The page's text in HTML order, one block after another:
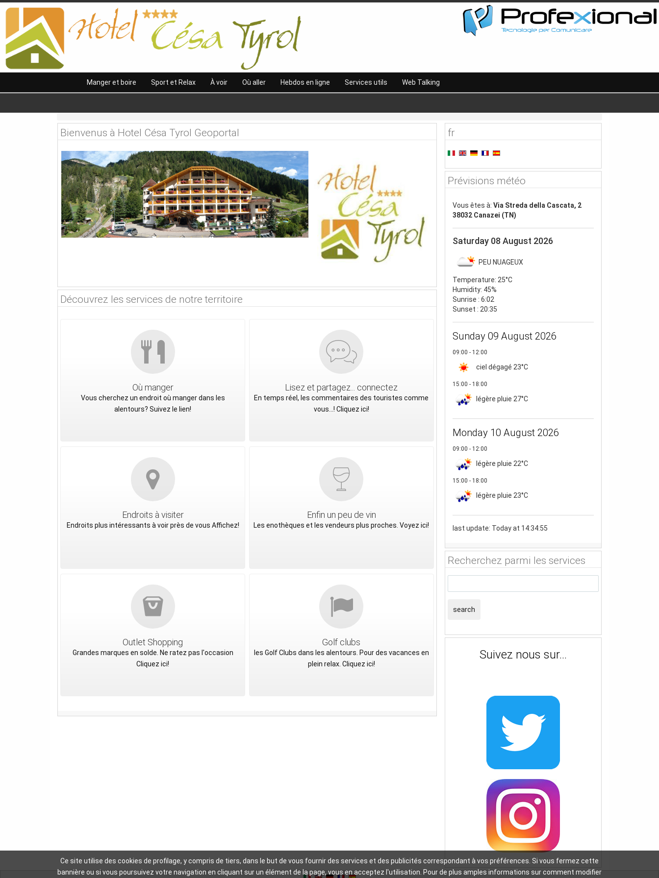
Manger et boire Sport et Relax À voir Où aller Hebdos en ligne Services utils Web Talking
Bienvenus à Hotel Césa Tyrol Geoportal
Découvrez les services de notre territoire
Où manger
Vous cherchez un endroit où manger dans les
alentours? Suivez le lien!
Lisez et partagez... connectez
En temps réel, les commentaires des touristes comme
vous...! Cliquez ici!
Endroits à visiter
Endroits plus intéressants à voir près de vous Affichez!
Enfin un peu de vin
Les enothèques et les vendeurs plus proches. Voyez ici!
Outlet Shopping
Grandes marques en solde. Ne ratez pas l'occasion
Cliquez ici!
Golf clubs
les Golf Clubs dans les alentours. Pour des vacances en
plein relax. Cliquez ici!
fr
Prévisions météo
Vous êtes à: Via Streda della Cascata, 2
38032 Canazei (TN)
Saturday 08 August 2026
PEU NUAGEUX
Temperature: 25°C
Humidity: 45%
Sunrise : 6:02
Sunset : 20:35
Sunday 09 August 2026
09:00 - 12:00
ciel dégagé 23°C
15:00 - 18:00
légère pluie 27°C
Monday 10 August 2026
09:00 - 12:00
légère pluie 22°C
15:00 - 18:00
légère pluie 23°C
last update: Today at 14:34:55
Recherchez parmi les services
search
Suivez nous sur...
Ce site utilise des cookies de profilage, y compris de tiers, dans le but de vous fournir des services et des publicités correspondant à vos préférences. Si vous fermez cette
bannière ou si vous poursuivez votre navigation en cliquant sur un élément de la page, vous en acceptez l'utilisation. Pour de plus amples informations sur comment modifier